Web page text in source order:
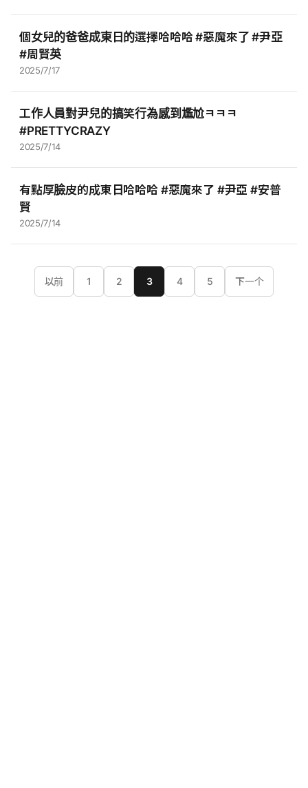
個女兒的爸爸成東日的選擇哈哈哈 #惡魔來了 #尹亞
#周賢英
2025/7/17
工作人員對尹兒的搞笑行為感到尷尬ㅋㅋㅋ
#PRETTYCRAZY
2025/7/14
有點厚臉皮的成東日哈哈哈 #惡魔來了 #尹亞 #安普
賢
2025/7/14
以前 1 2 3 4 5 下一个